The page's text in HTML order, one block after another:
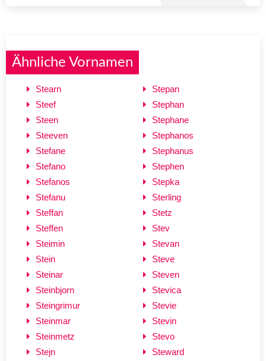
Ähnliche Vornamen
Stearn
Steef
Steen
Steeven
Stefane
Stefano
Stefanos
Stefanu
Steffan
Steffen
Steimin
Stein
Steinar
Steinbjorn
Steingrimur
Steinmar
Steinmetz
Stejn
Stepan
Stephan
Stephane
Stephanos
Stephanus
Stephen
Stepka
Sterling
Stetz
Stev
Stevan
Steve
Steven
Stevica
Stevie
Stevin
Stevo
Steward